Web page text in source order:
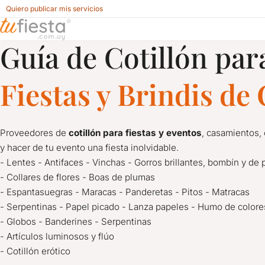
Quiero publicar mis servicios
Cotillón para Casamientos en Montevideo
Guía de Cotillón
Fiestas y Brindis de
Proveedores de cotillón para fiestas y eventos ,
y hacer de tu evento una fiesta inolvidable.
- Lentes - Antifaces - Vinchas - Gorros brillantes, bombín y de
- Collares de flores - Boas de plumas
- Espantasuegras - Maracas - Panderetas - Pitos - Matracas
- Serpentinas - Papel picado - Lanza papeles - Humo de
- Globos - Banderines - Serpentinas
- Artículos luminosos y flúo
- Cotillón erótico